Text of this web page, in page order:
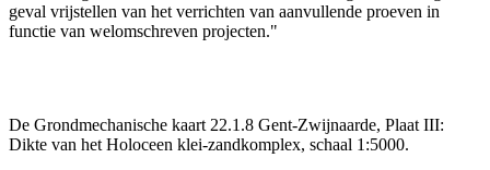
geval vrijstellen van het verrichten van aanvullende proeven in
functie van welomschreven projecten."
De Grondmechanische kaart 22.1.8 Gent-Zwijnaarde, Plaat III:
Dikte van het Holoceen klei-zandkomplex, schaal 1:5000.